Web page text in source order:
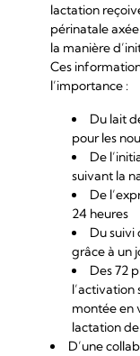
lactation
périnatale
la manière
Ces
l’importance :
Du lait
pour les
De
suivant la
De
24 heures
Du suivi
grâce à un
Des 72
l’activation
montée en
lactation
D’une